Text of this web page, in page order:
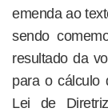
emenda ao
sendo
resultado da
para o cálculo
Lei de